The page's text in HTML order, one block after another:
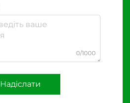
0/1000
Надіслати